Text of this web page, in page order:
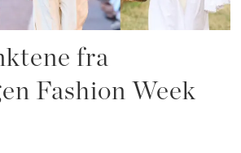
fra
Fashion Week